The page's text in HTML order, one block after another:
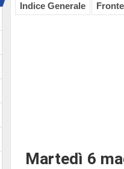
Indice Generale
Martedì 6